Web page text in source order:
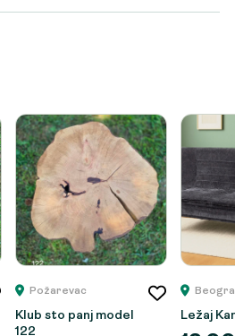
Požarevac
Klub sto panj model
122
Ležaj